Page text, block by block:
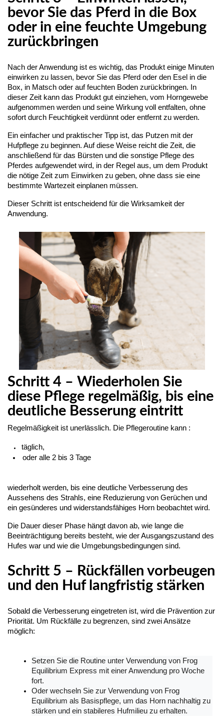
bevor Sie das Pferd in die Box
oder in eine feuchte Umgebung
zurückbringen
Nach der Anwendung ist es wichtig, das Produkt einige Minuten
einwirken zu lassen, bevor Sie das Pferd oder den Esel in die
Box, in Matsch oder auf feuchten Boden zurückbringen. In
dieser Zeit kann das Produkt gut einziehen, vom Horngewebe
aufgenommen werden und seine Wirkung voll entfalten, ohne
sofort durch Feuchtigkeit verdünnt oder entfernt zu werden.
Ein einfacher und praktischer Tipp ist, das Putzen mit der
Hufpflege zu beginnen. Auf diese Weise reicht die Zeit, die
anschließend für das Bürsten und die sonstige Pflege des
Pferdes aufgewendet wird, in der Regel aus, um dem Produkt
die nötige Zeit zum Einwirken zu geben, ohne dass sie eine
bestimmte Wartezeit einplanen müssen.
Dieser Schritt ist entscheidend für die Wirksamkeit der
Anwendung.
Schritt 4 – Wiederholen Sie
diese Pflege regelmäßig, bis eine
deutliche Besserung eintritt
Regelmäßigkeit ist unerlässlich. Die Pflegeroutine kann :
täglich,
oder alle 2 bis 3 Tage
wiederholt werden, bis eine deutliche Verbesserung des
Aussehens des Strahls, eine Reduzierung von Gerüchen und
ein gesünderes und widerstandsfähiges Horn beobachtet wird.
Die Dauer dieser Phase hängt davon ab, wie lange die
Beeinträchtigung bereits besteht, wie der Ausgangszustand des
Hufes war und wie die Umgebungsbedingungen sind.
Schritt 5 – Rückfällen vorbeugen
und den Huf langfristig stärken
Sobald die Verbesserung eingetreten ist, wird die Prävention zur
Priorität. Um Rückfälle zu begrenzen, sind zwei Ansätze
möglich:
Setzen Sie die Routine unter Verwendung von Frog
Equilibrium Express mit einer Anwendung pro Woche
fort.
Oder wechseln Sie zur Verwendung von Frog
Equilibrium als Basispflege, um das Horn nachhaltig zu
stärken und ein stabileres Hufmilieu zu erhalten.